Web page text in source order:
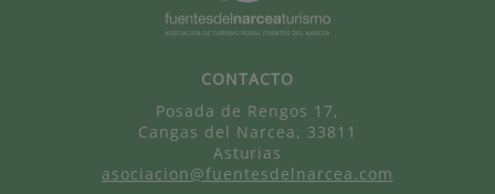
CONTACTO
Posada de Rengos 17,
Cangas del Narcea, 33811
Asturias
asociacion@fuentesdelnarcea.com